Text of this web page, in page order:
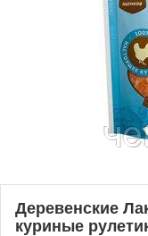
Деревенские
куриные